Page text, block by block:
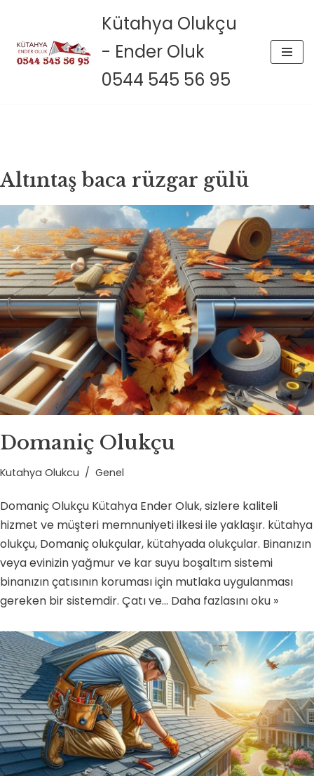
İçeriğe
geç
Kütahya Olukçu
- Ender Oluk
0544 545 56 95
Altıntaş baca rüzgar gülü
Domaniç Olukçu
Kutahya Olukcu Genel
Domaniç Olukçu Kütahya Ender Oluk, sizlere kaliteli
hizmet ve müşteri memnuniyeti ilkesi ile yaklaşır. kütahya
olukçu, Domaniç olukçular, kütahyada olukçular. Binanızın
veya evinizin yağmur ve kar suyu boşaltım sistemi
binanızın çatısının koruması için mutlaka uygulanması
gereken bir sistemdir. Çatı ve… Daha fazlasını oku »